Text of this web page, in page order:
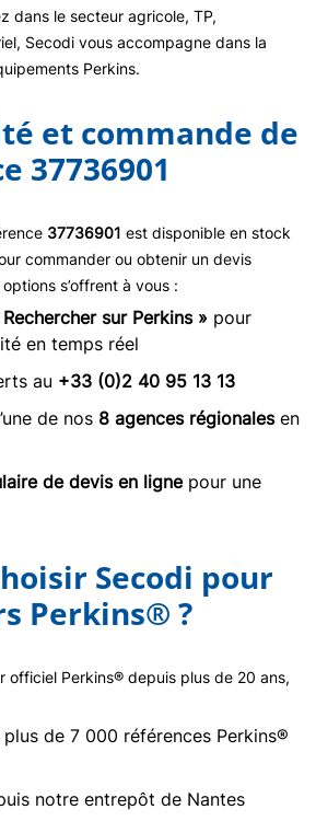
dans le secteur agricole, TP,
Secodi vous accompagne dans la
Perkins.
et commande de
37736901
37736901 est disponible en stock
commander ou obtenir un devis
s’offrent à vous :
Rechercher sur Perkins » pour
en temps réel
au +33 (0)2 40 95 13 13
de nos 8 agences régionalesen
de devis en lignepour une
Secodi pour
Perkins® ?
officiel Perkins® depuis plus de 20 ans,
plus de 7 000 références Perkins®
notre entrepôt de Nantes